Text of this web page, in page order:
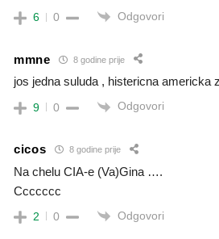
6 0 Odgovori
mmne 8 godine prije
jos jedna suluda , histericna
9 0 Odgovori
cicos 8 godine prije
Na chelu CIA-e (Va)Gina ….
Ccccccc
2 0 Odgovori